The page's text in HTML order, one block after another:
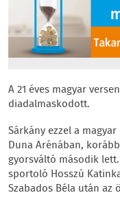
A 21 éves magyar
diadalmaskodott.
Sárkány ezzel a
Duna Arénában,
gyorsváltó második
sportoló Hosszú
Szabados Béla után